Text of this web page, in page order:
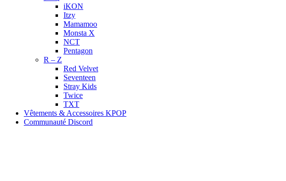
iKON
Itzy
Mamamoo
Monsta X
NCT
Pentagon
R – Z
Red Velvet
Seventeen
Stray Kids
Twice
TXT
Vêtements & Accessoires KPOP
Communauté Discord